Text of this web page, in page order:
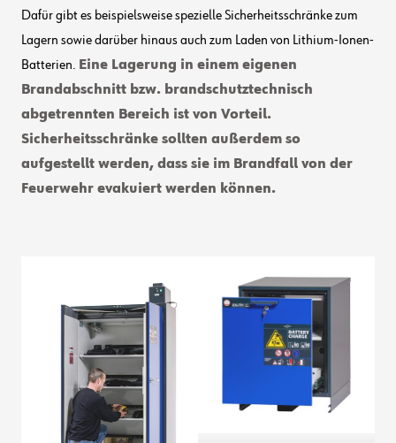
Dafür gibt es beispielsweise spezielle Sicherheitsschränke zum
Lagern sowie darüber hinaus auch zum Laden von Lithium-Ionen-
Batterien. Eine Lagerung in einem eigenen
Brandabschnitt bzw. brandschutztechnisch
abgetrennten Bereich ist von Vorteil.
Sicherheitsschränke sollten außerdem so
aufgestellt werden, dass sie im Brandfall von der
Feuerwehr evakuiert werden können.